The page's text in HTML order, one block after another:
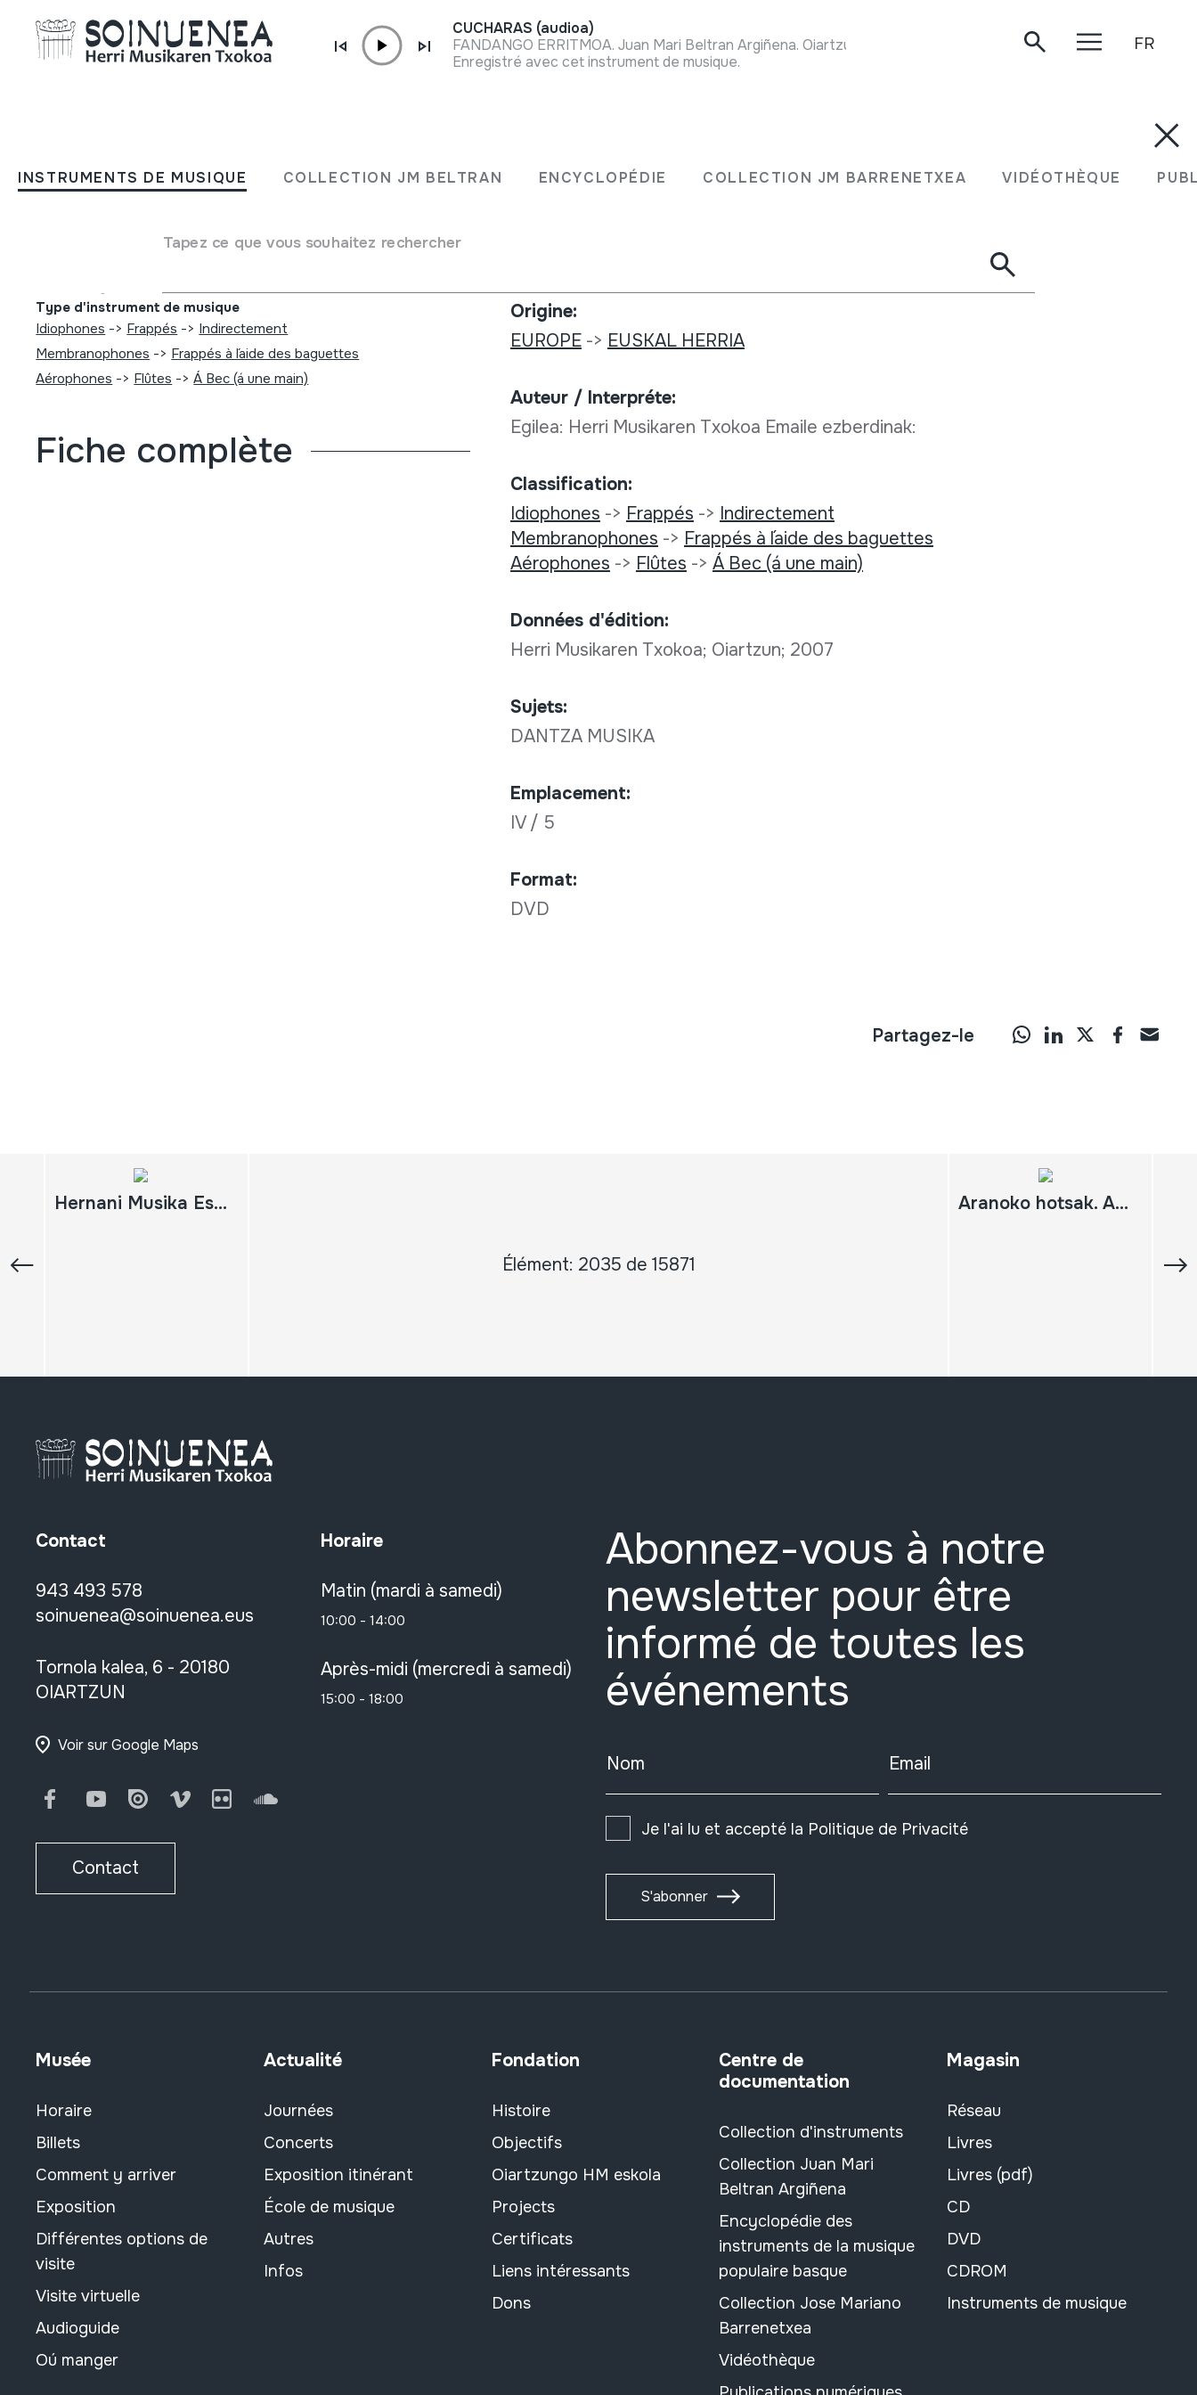
INSTRUMENTS DE MUSIQUE COLLECTION JM BELTRAN ENCYCLOPÉDIE COLLECTION JM BARRENETXEA VIDÉOTHÈQUE
Tapez ce que vous souhaitez rechercher
CUCHARAS (audioa)
FANDANGO ERRITMOA. Juan Mari Beltran Argiñena. Oiartzun, 2019.
Enregistré avec cet instrument de musique.
FR
Larraungo eguna. Silla dantza
Type d'instrument de musique
Idiophones -> Frappés -> Indirectement
Membranophones -> Frappés à l´aide des baguettes
Aérophones -> Flûtes ->Á Bec (á une main)
Fiche complète
Archives d'images
Origine:
EUROPE-> EUSKAL HERRIA
Auteur / Interpréte:
Egilea: Herri Musikaren Txokoa Emaile ezberdinak:
Classification:
Idiophones -> Frappés -> Indirectement
Membranophones -> Frappés à l´aide des baguettes
Aérophones -> Flûtes -> Á Bec (á une main)
Données d'édition:
Herri Musikaren Txokoa; Oiartzun; 2007
Sujets:
DANTZA MUSIKA
Emplacement:
IV / 5
Format:
DVD
Partagez-le
Élément: 2035 de 15871
Hernani Musika Eskola Publikoa Ikasle ohien kontzertu ziklo berezia Hernani, 2010-04-16 Aranoko hotsak. Arano, 2000-01-8 eta 16
Contact
943 493 578
soinuenea@soinuenea.eus
Tornola kalea, 6 - 20180
OIARTZUN
Voir sur Google Maps
FacebookYoutubeIssuu Vimeo FlickrSoundCloud
Contact
Horaire
Matin (mardi à samedi)
10:00 - 14:00
Après-midi (mercredi à samedi)
15:00 - 18:00
Abonnez-vous à notre
newsletter pour être
informé de toutes les
événements
Nom Email
Je l'ai lu et accepté la Politique de Privacité
S'abonner
Musée
Horaire
Billets
Comment y arriver
Exposition
Différentes options de
visite
Visite virtuelle
Audioguide
Oú manger
Actualité
Journées
Concerts
Exposition itinérant
École de musique
Autres
Infos
Fondation
Histoire
Objectifs
Oiartzungo HM eskola
Projects
Certificats
Liens intéressants
Dons
Centre de
documentation
Collection d'instruments
Collection Juan Mari
Beltran Argiñena
Encyclopédie des
instruments de la musique
populaire basque
Collection Jose Mariano
Barrenetxea
Vidéothèque
Magasin
Réseau
Livres
Livres (pdf)
CD
DVD
CDROM
Instruments de musique